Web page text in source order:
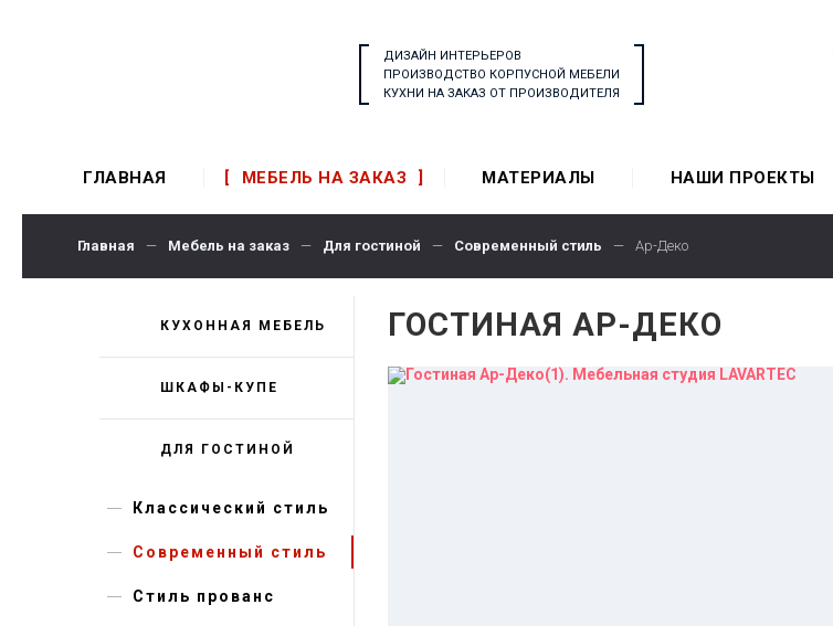
ДИЗАЙН ИНТЕРЬЕРОВ
ПРОИЗВОДСТВО КОРПУСНОЙ МЕБЕЛИ
КУХНИ НА ЗАКАЗ ОТ ПРОИЗВОДИТЕЛЯ
ГЛАВНАЯ МЕБЕЛЬ НА ЗАКАЗ МАТЕРИАЛЫ НАШИ ПРОЕКТЫ
Главная — Мебель на заказ — Для гостиной — Современный стиль — Ар-Деко
КУХОННАЯ МЕБЕЛЬ
ШКАФЫ-КУПЕ
ДЛЯ ГОСТИНОЙ
Классический стиль
Современный стиль
Стиль прованс
ГОСТИНАЯ АР-ДЕКО